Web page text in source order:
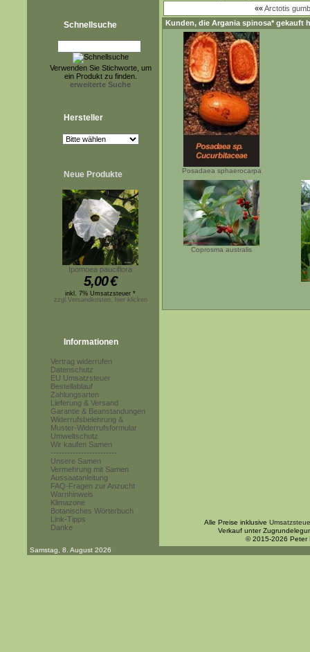
Schnellsuche
Verwenden Sie Stichworte, um
ein Produkt zu finden.
erweiterte Suche
Hersteller
Neue Produkte
Ipomoea pauciflora
5,00€
inkl. 7% Umsatzsteuer *
zzgl.Versandkosten, hier klicken
Informationen
Vertrag widerrufen
Datenschutz
EU Umsatzsteuer
Bestellablauf
Zahlungsarten
Lieferung & Versand
Garantie & Beanstandungen
Widerrufsbelehrung &
Muster-Widerrufsformular
Umweltschutz
Wir kaufen Samen
------------------------
Unsere Samen
Vermehrung mit Samen
Aussaatanleitung
FAQ-Fragen zur Anzucht
Warnhinweis
Klimazone
Botanisches Wörterbuch
Link-Tipps
Danke
««Arctotis
Kunden, die Argania spinosa* gekauft
Posadaea sphaerocarpa
Coprosma australis
Alle Preise inklusive
Verkauf unter
© 2015-2026 Peter
Samstag, 8. August 2026